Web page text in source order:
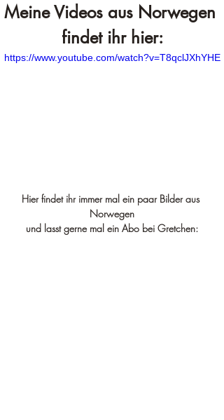
Meine Videos aus Norwegen
findet ihr hier:
https://www.youtube.com/watch?v=T8qclJXhYHE
Hier findet ihr immer mal ein paar Bilder aus
Norwegen
und lasst gerne mal ein Abo bei Gretchen: